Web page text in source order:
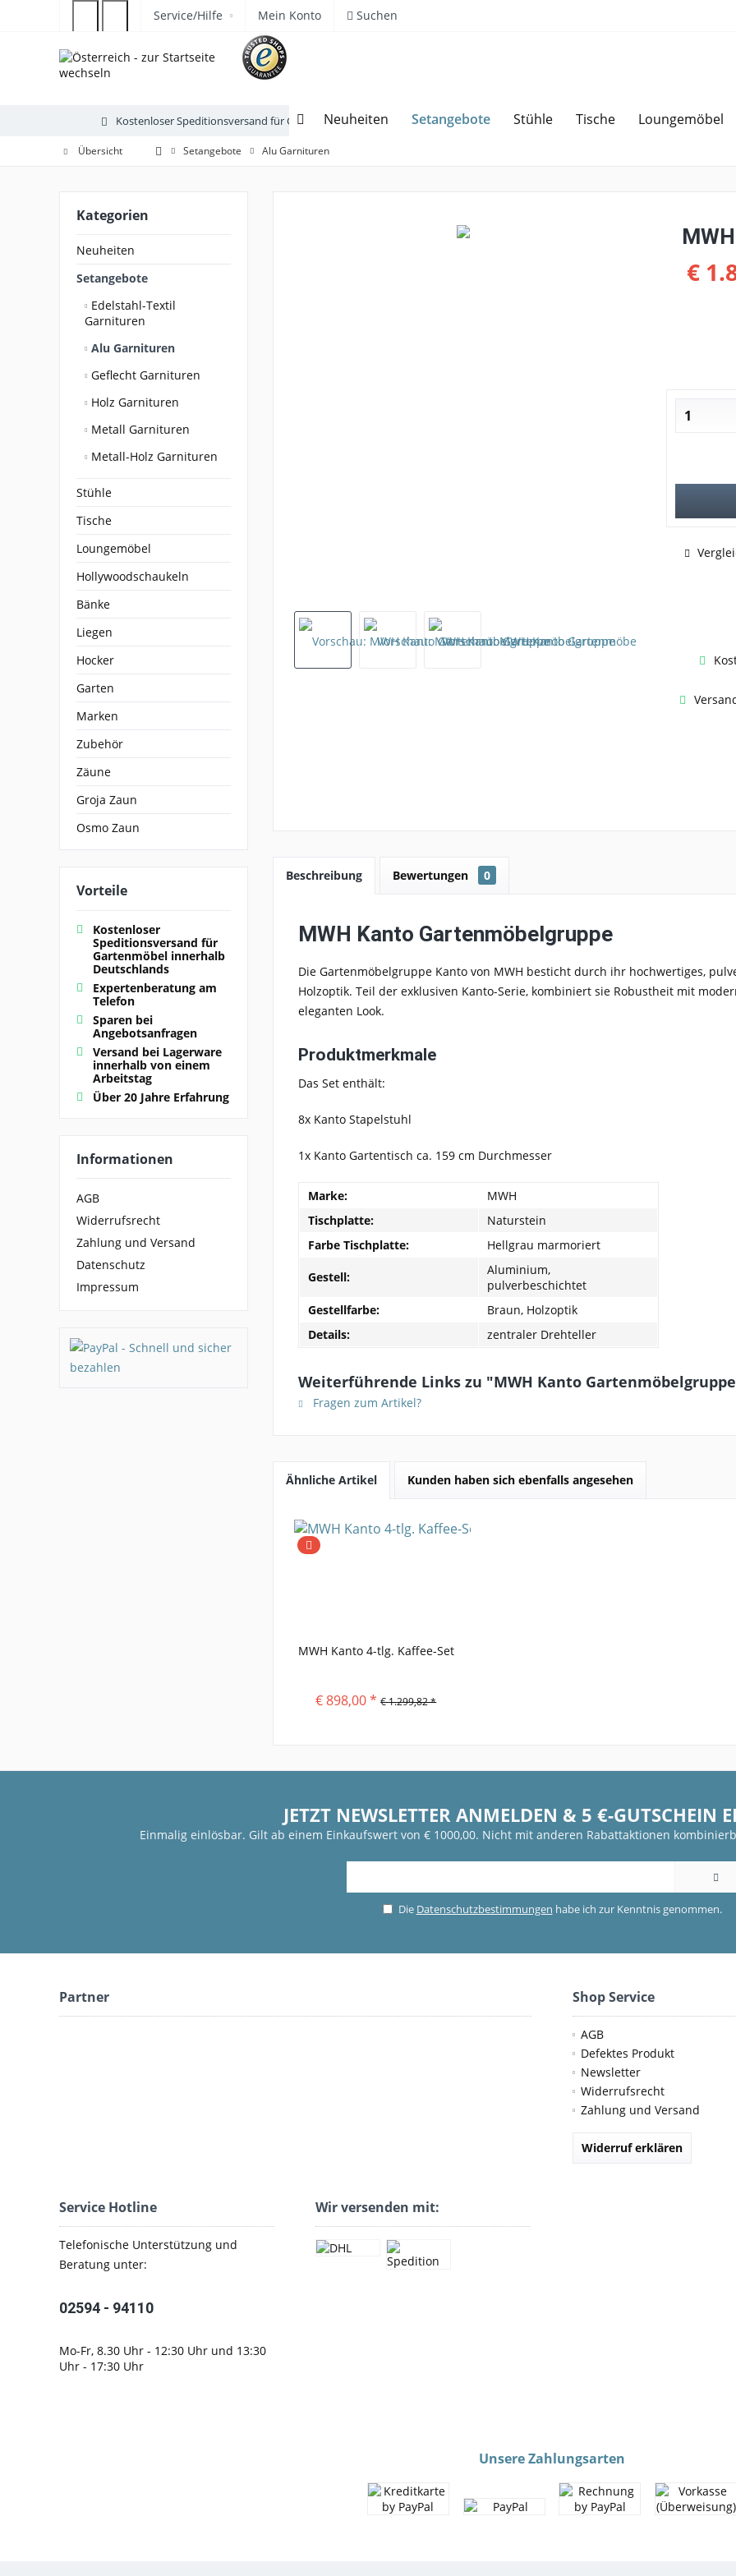
Service/Hilfe Mein Konto Suchen
Neuheiten Setangebote Stühle Tische Loungemöbel
Kostenloser Speditionsversand für Gartenmöbel Sparen bei Angebotsanfrage Über
Übersicht Setangebote Alu Garnituren
Kategorien
Neuheiten
Setangebote
Edelstahl-Textil
Garnituren
Alu Garnituren
Geflecht Garnituren
Holz Garnituren
Metall Garnituren
Metall-Holz Garnituren
Stühle
Tische
Loungemöbel
Hollywoodschaukeln
Bänke
Liegen
Hocker
Garten
Marken
Zubehör
Zäune
Groja Zaun
Osmo Zaun
Vorteile
Kostenloser
Speditionsversand für
Gartenmöbel innerhalb
Deutschlands
Expertenberatung am
Telefon
Sparen bei
Angebotsanfragen
Versand bei Lagerware
innerhalb von einem
Arbeitstag
Über 20 Jahre Erfahrung
Informationen
AGB
Widerrufsrecht
Zahlung und Versand
Datenschutz
Impressum
€
Beschreibung Bewertungen 0
MWH Kanto Gartenmöbelgruppe
Die Gartenmöbelgruppe Kanto von MWH besticht durch ihr hochwertiges,
Holzoptik. Teil der exklusiven Kanto-Serie, kombiniert sie Robustheit mit
eleganten Look.
Produktmerkmale
Das Set enthält:
8x Kanto Stapelstuhl
1x Kanto Gartentisch ca. 159 cm Durchmesser
Marke:
MWH
Tischplatte:
Naturstein
Farbe Tischplatte:
Hellgrau marmoriert
Gestell:
Aluminium,
pulverbeschichtet
Gestellfarbe:
Braun, Holzoptik
Details:
zentraler Drehteller
Weiterführende Links zu "MWH Kanto
Fragen zum Artikel?
Ähnliche Artikel Kunden haben sich ebenfalls angesehen
MWH Kanto 4-tlg. Kaffee-Set
€ 898,00 * € 1.299,82 *
JETZT NEWSLETTER ANMELDEN & 5 €-GUTSCHEIN
Einmalig einlösbar. Gilt ab einem Einkaufswert von € 1000,00. Nicht mit anderen Rabattaktionen
Die Datenschutzbestimmungen habe ich zur Kenntnis genommen.
Partner Shop Service
AGB
Defektes Produkt
Newsletter
Widerrufsrecht
Zahlung und Versand
Widerruf erklären
Service Hotline
Telefonische Unterstützung und
Beratung unter:
02594 - 94110
Mo-Fr, 8.30 Uhr - 12:30 Uhr und 13:30
Uhr - 17:30 Uhr
Wir versenden mit:
Unsere Zahlungsarten